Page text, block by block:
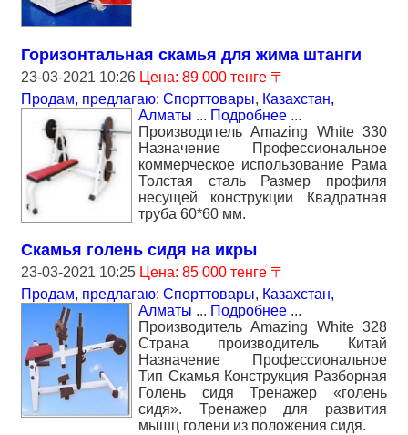
Горизонтальная скамья для жима штанги
23-03-2021 10:26 Цена: 89 000 тенге 〒
Продам, предлагаю: Спорттовары, Казахстан,
Алматы ... Подробнее ...
Производитель Amazing White 330
Назначение Профессиональное
коммерческое использование Рама
Толстая сталь Размер профиля
несущей конструкции Квадратная
труба 60*60 мм.
Скамья голень сидя на икры
23-03-2021 10:25 Цена: 85 000 тенге 〒
Продам, предлагаю: Спорттовары, Казахстан,
Алматы ... Подробнее ...
Производитель Amazing White 328
Страна производитель Китай
Назначение Профессиональное
Тип Скамья Конструкция Разборная
Голень сидя Тренажер «голень
сидя». Тренажер для развития
мышц голени из положения сидя.